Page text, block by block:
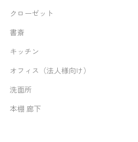
クローゼット
書斎
キッチン
オフィス（法人様向け）
洗面所
本棚 廊下